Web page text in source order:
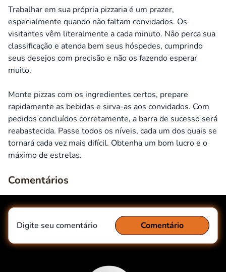
Trabalhar em sua própria pizzaria é um prazer,
especialmente quando não faltam convidados. Os
visitantes vêm literalmente a cada minuto. Não perca sua
classificação e atenda bem seus hóspedes, cumprindo
seus desejos com precisão e não os fazendo esperar
muito.
Monte pizzas com os ingredientes certos, prepare
rapidamente as bebidas e sirva-as aos convidados. Com
pedidos concluídos corretamente, a barra de sucesso será
reabastecida. Passe todos os níveis, cada um dos quais se
tornará cada vez mais difícil. Obtenha um bom lucro e o
máximo de estrelas.
Comentários
Digite seu comentário Comentário